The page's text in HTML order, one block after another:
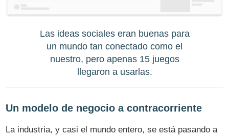
Las ideas sociales eran buenas para
un mundo tan conectado como el
nuestro, pero apenas 15 juegos
llegaron a usarlas.
Un modelo de negocio a contracorriente
La industria, y casi el mundo entero, se está pasando a